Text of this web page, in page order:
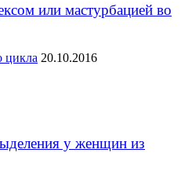
или мастурбацией во
цикла 20.10.2016
у женщин из